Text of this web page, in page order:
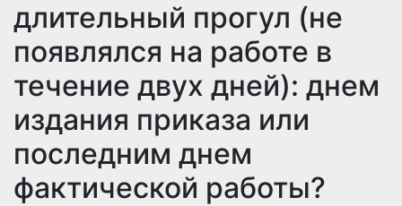
длительный прогул (не
появлялся на работе в
течение двух дней): днем
издания приказа или
последним днем
фактической работы?